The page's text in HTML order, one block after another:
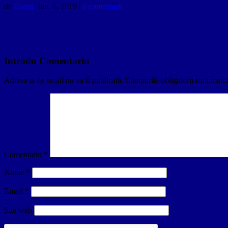
de Elvira | ian. 6, 2019 | 0 comentarii
Introdu Comentariu
Adresa ta de email nu va fi publicată. Câmpurile obligatorii sunt
Comentariu *
Nume *
Email *
Site web